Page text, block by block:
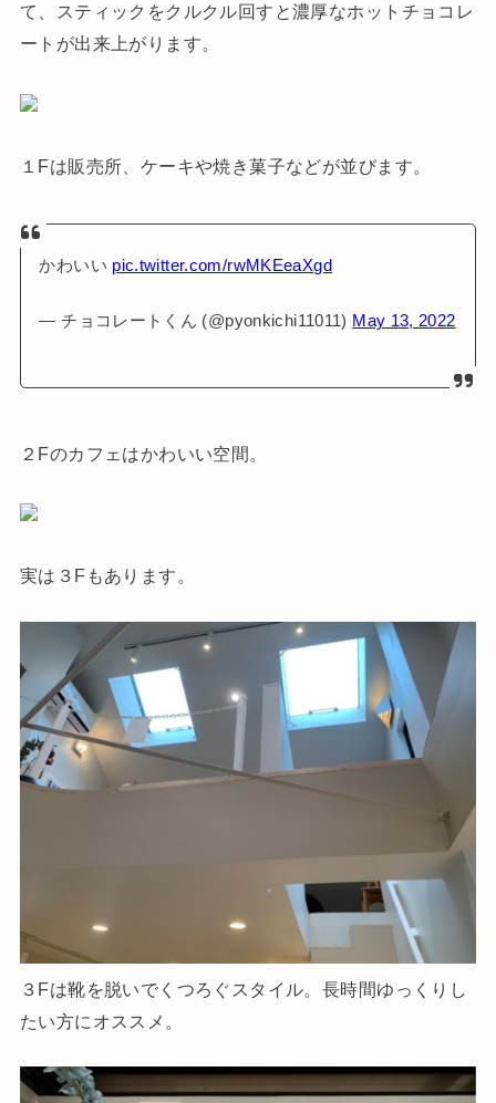
て、スティックをクルクル回すと濃厚なホットチョコレ
ートが出来上がります。
１Fは販売所、ケーキや焼き菓子などが並びます。
かわいい pic.twitter.com/rwMKEeaXgd
— チョコレートくん (@pyonkichi11011) May 13, 2022
２Fのカフェはかわいい空間。
実は３Fもあります。
３Fは靴を脱いでくつろぐスタイル。長時間ゆっくりし
たい方にオススメ。